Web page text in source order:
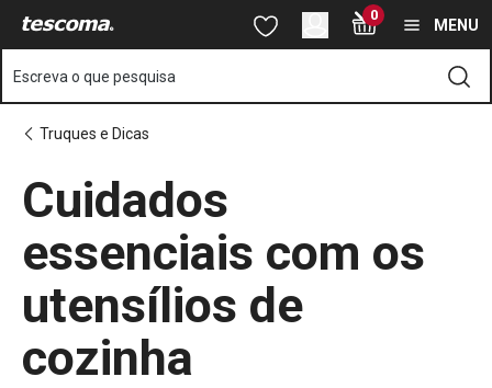
Está na página Cuidados essenciais com os utensílios de
Saltar para o conteúdo principal
Saltar para a pesquisa
Saltar para a navegação 0
MENU
Escreva o que pesquisa
Truques e Dicas
Cuidados
essenciais com os
utensílios de
cozinha